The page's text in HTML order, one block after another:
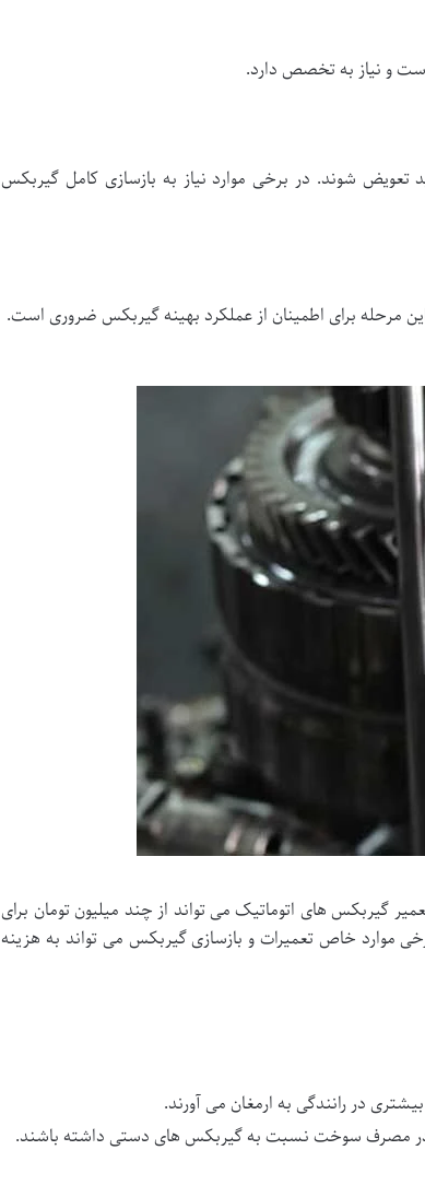
و نیاز به تخصص دارد.
شوند. در برخی موارد نیاز به بازسازی کامل گیربکس
مرحله برای اطمینان از عملکرد بهینه گیربکس ضروری است.
گیربکس های اتوماتیک می تواند از چند میلیون تومان برای
موارد خاص تعمیرات و بازسازی گیربکس می تواند به هزینه
در رانندگی به ارمغان می آورند.
در مصرف سوخت نسبت به گیربکس های دستی داشته باشند.